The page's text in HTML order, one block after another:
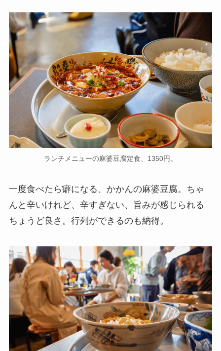
ランチメニューの麻婆豆腐定食、1350円。
一度食べたら癖になる、かかんの麻婆豆腐。ちゃ
んと辛いけれど、辛すぎない、旨みが感じられる
ちょうど良さ。行列ができるのも納得。